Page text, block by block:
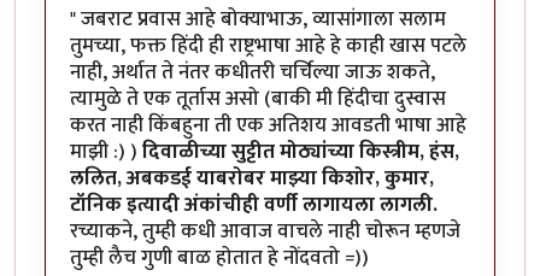
" जबराट प्रवास आहे बोक्याभाऊ, व्यासांगाला सलाम
तुमच्या, फक्त हिंदी ही राष्ट्रभाषा आहे हे काही खास पटले
नाही, अर्थात ते नंतर कधीतरी चर्चिल्या जाऊ शकते,
त्यामुळे ते एक तूर्तास असो (बाकी मी हिंदीचा दुस्वास
करत नाही किंबहुना ती एक अतिशय आवडती भाषा आहे
माझी :) )दिवाळीच्या सुट्टीत मोठ्यांच्या किस्त्रीम, हंस,
ललित, अबकडई याबरोबर माझ्या किशोर, कुमार,
टॉनिक इत्यादी अंकांचीही वर्णी लागायला लागली.
रच्याकने, तुम्ही कधी आवाज वाचले नाही चोरून म्हणजे
तुम्ही लैच गुणी बाळ होतात हे नोंदवतो =))